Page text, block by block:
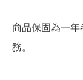
商品保固為一年
務。